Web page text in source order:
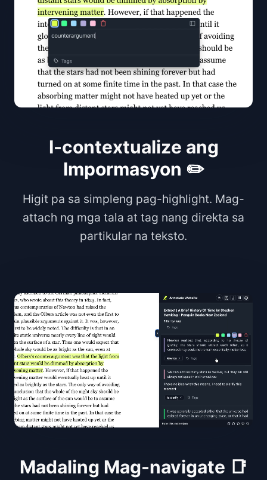
I-contextualize ang
Impormasyon ✏️
Higit pa sa simpleng pag-highlight. Mag-
attach ng mga tala at tag nang direkta sa
partikular na teksto.
Madaling Mag-navigate 📑